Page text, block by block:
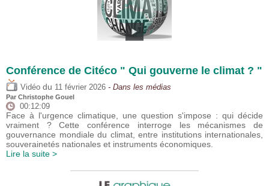
Conférence de Citéco " Qui gouverne le climat ? "
Vidéo du 11 février 2026 - Dans les médias
Par Christophe Gouel
00:12:09
Face à l'urgence climatique, une question s'impose : qui décide
vraiment ? Cette conférence interroge les mécanismes de
gouvernance mondiale du climat, entre institutions internationales,
souverainetés nationales et instruments économiques.
Lire la suite >